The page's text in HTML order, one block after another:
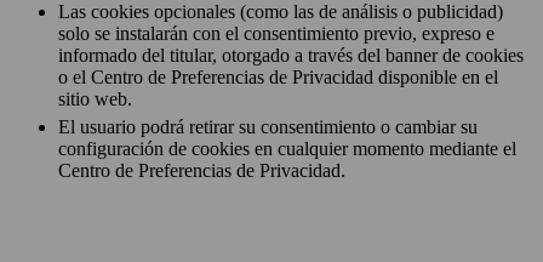
Las cookies opcionales (como las de análisis o publicidad)
solo se instalarán con el consentimiento previo, expreso e
informado del titular, otorgado a través del banner de cookies
o el Centro de Preferencias de Privacidad disponible en el
sitio web.
El usuario podrá retirar su consentimiento o cambiar su
configuración de cookies en cualquier momento mediante el
Centro de Preferencias de Privacidad.